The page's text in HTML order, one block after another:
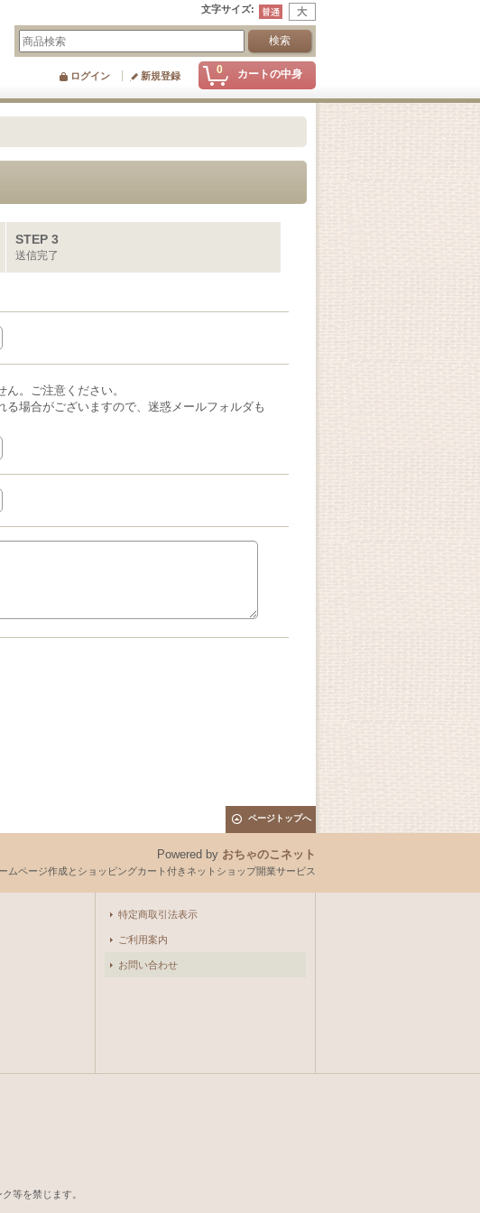
文字サイズ:
0 カートの中身
ログイン 新規登録
STEP 3
送信完了
。ご注意ください。
場合がございますので、迷惑メールフォルダも
ページトップへ
Powered by おちゃのこネット
ムページ作成とショッピングカート付きネットショップ開業サービス
特定商取引法表示
ご利用案内
お問い合わせ
等を禁じます。